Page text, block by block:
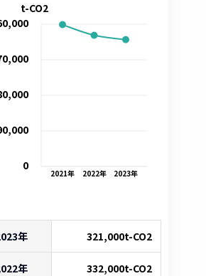
2021年 2022年 2023年
0
t-CO2
年 321,000t-CO2
年 332,000t-CO2